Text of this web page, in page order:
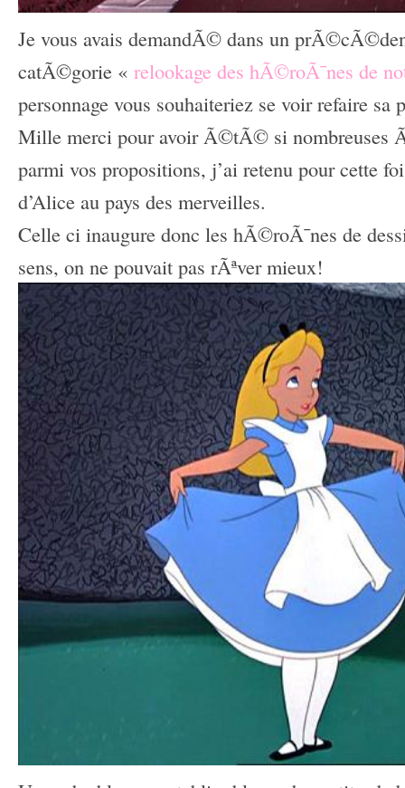
Je vous avais demandÃ© dans un
catÃ©gorie « relookage des hÃ©roÃ¯nes de
personnage vous souhaiteriez se voir refaire sa
Mille merci pour avoir Ã©tÃ© si nombreuses
parmi vos propositions, j’ai retenu pour cette
d’Alice au pays des merveilles.
Celle ci inaugure donc les hÃ©roÃ¯nes de
sens, on ne pouvait pas rÃªver mieux!